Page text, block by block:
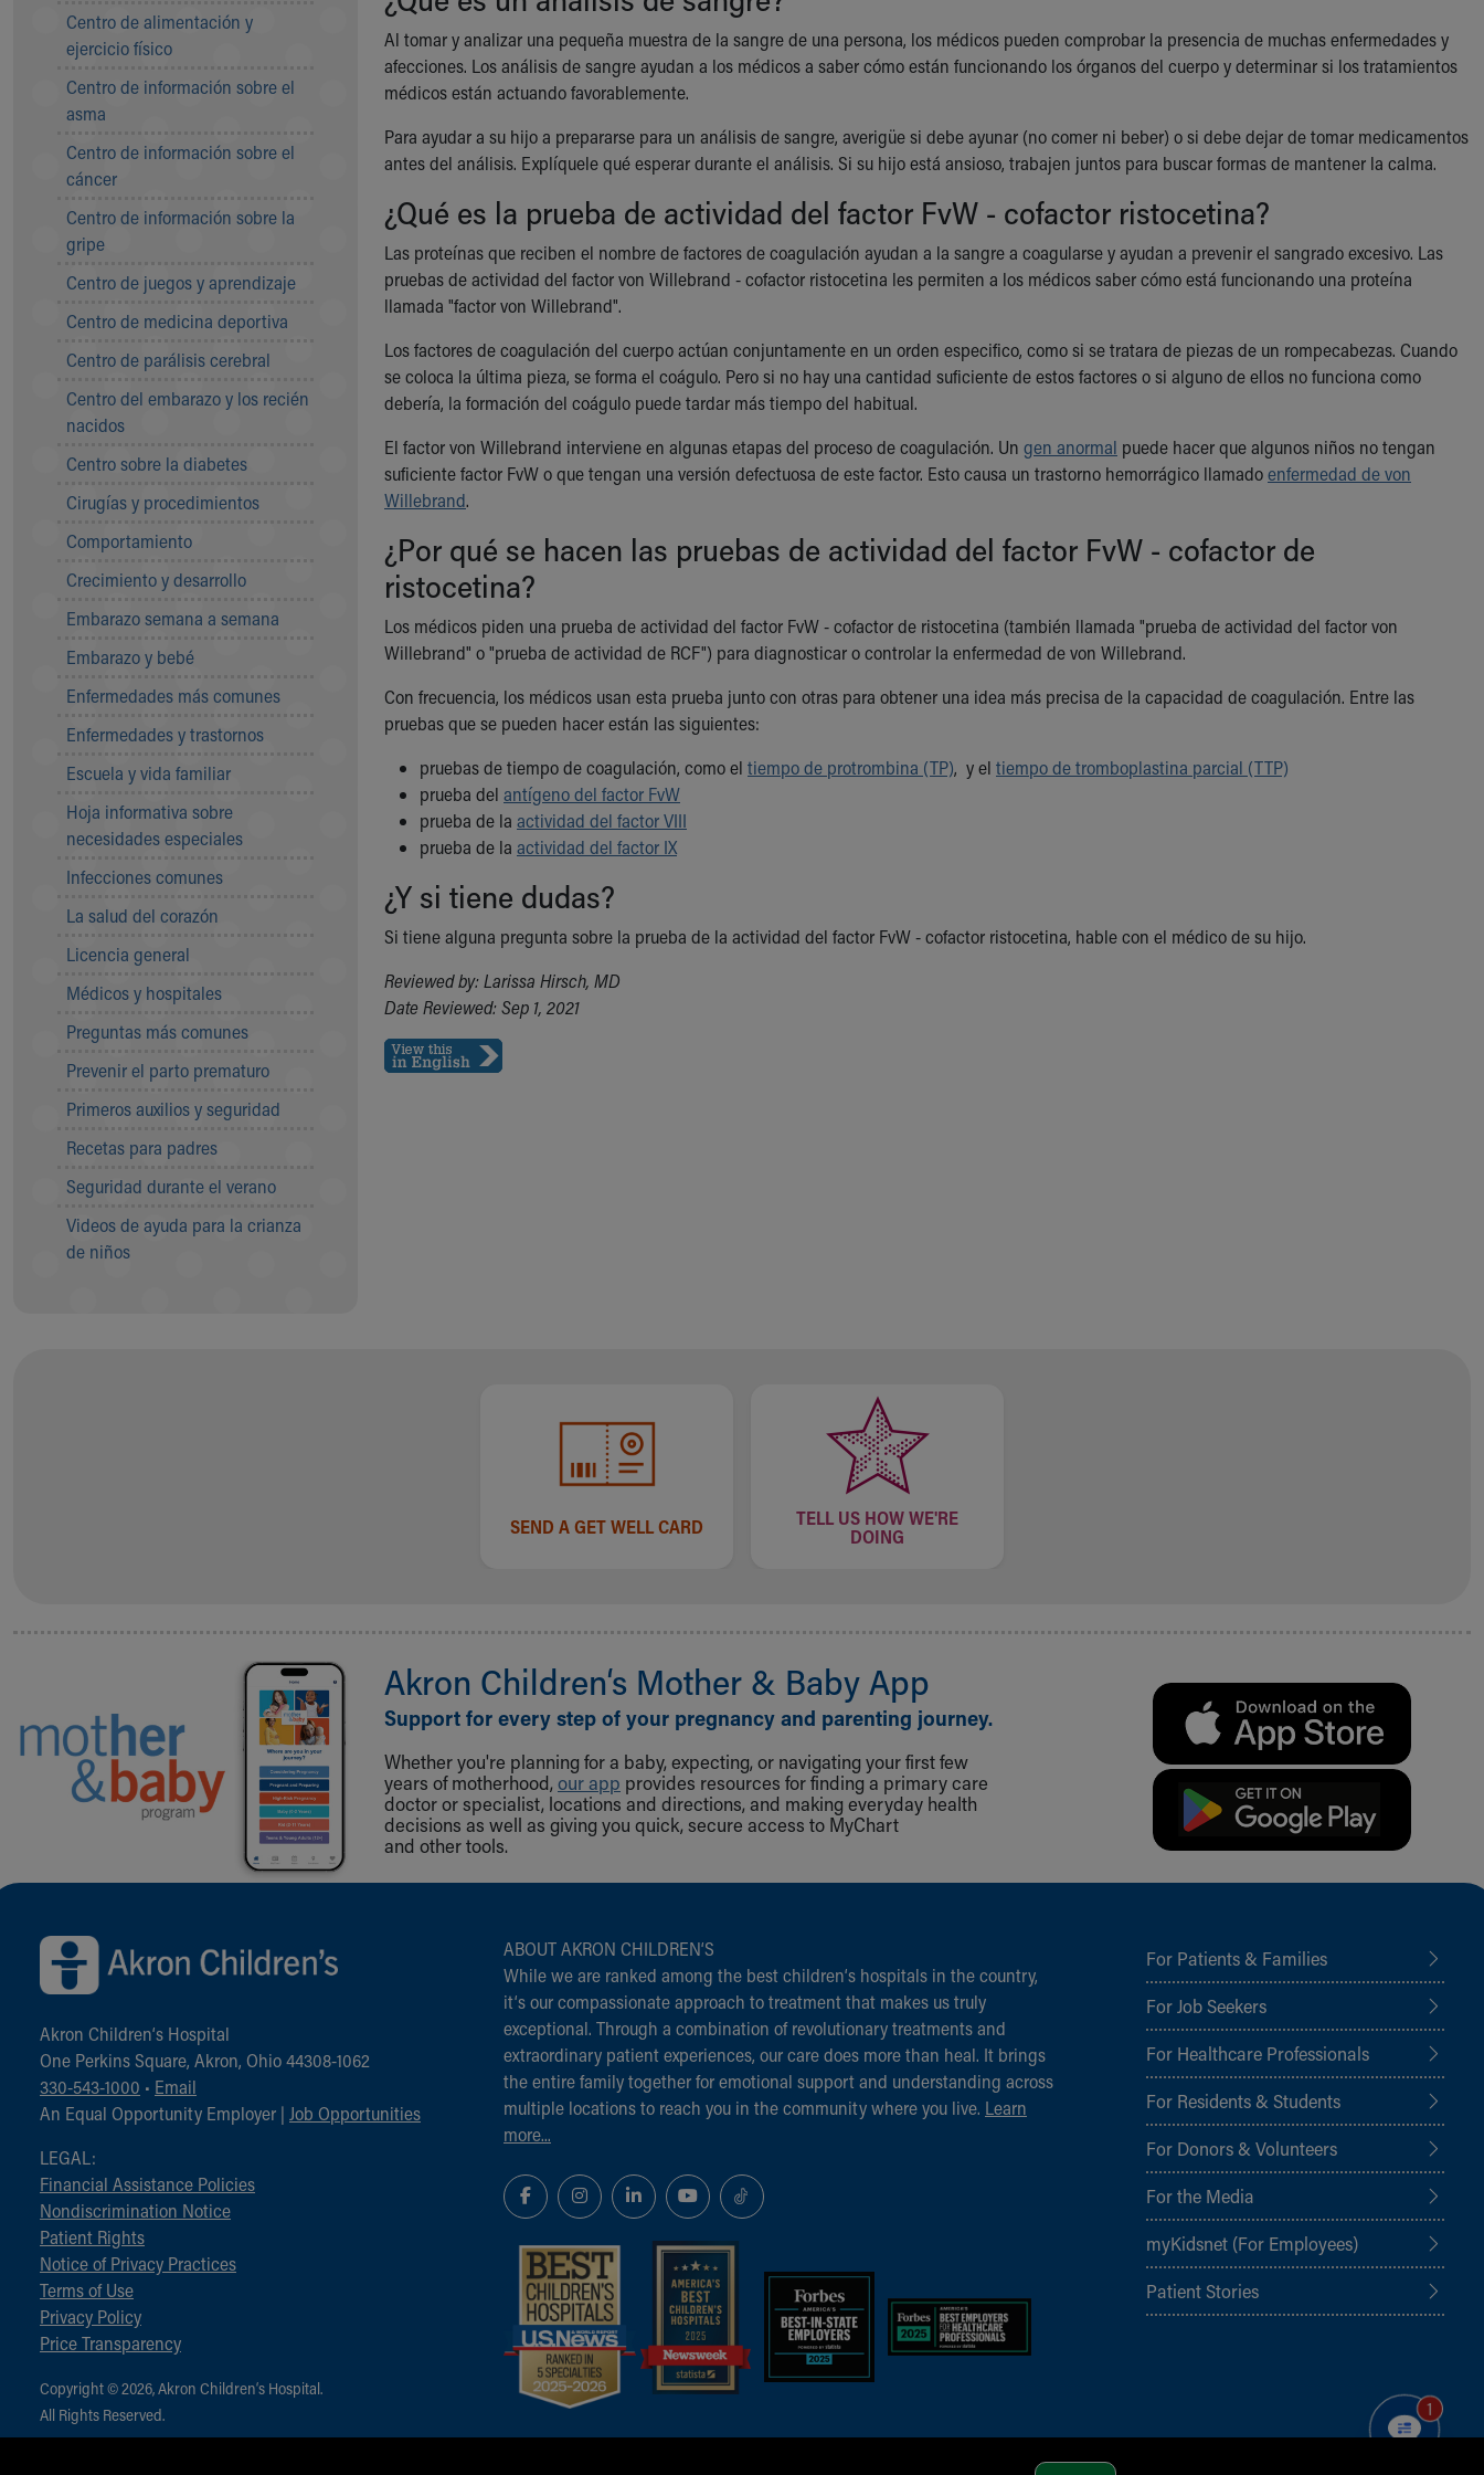
Symptom Checker
Financial Services
Price Estimates
Family Supports
Sports Health Services Provider for Akron Zips
New Parents
Find a Pediatrics Location
MyChart
Make an Appointment
Breastfeeding Medicine
Safe Sleep for Babies
Safe Sleep
Who We Are
Building a Brighter Future
Our Mission, Vision, Promise
Community Mission
Connect With Us
Our Culture of Caring
Our Leadership
Quality and Patient Safety
Unity and Engagement
Women's Board
Our History
Cincinnati Children's
Your Visit
MyChart Telehealth Visits
Doggie Brigade
During Your Visit
Rest Accommodations
Visiting
Department of Public Safety
Health Info
Health Information
Healthy Info, Healthy Kids
Inside Children's Blog
KidsHealth Topics
Family Library
Educational Resources
Injury Prevention
Centro de alimentación y
ejercicio físico
Centro de información sobre el
asma
Centro de información sobre el
cáncer
Centro de información sobre la
gripe
Centro de juegos y aprendizaje
Centro de medicina deportiva
Centro de parálisis cerebral
Centro del embarazo y los recién
nacidos
Centro sobre la diabetes
Cirugías y procedimientos
Comportamiento
Crecimiento y desarrollo
Embarazo semana a semana
Embarazo y bebé
Enfermedades más comunes
Enfermedades y trastornos
Escuela y vida familiar
Hoja informativa sobre
necesidades especiales
Infecciones comunes
La salud del corazón
Licencia general
Médicos y hospitales
Preguntas más comunes
Prevenir el parto prematuro
Primeros auxilios y seguridad
Recetas para padres
Seguridad durante el verano
Videos de ayuda para la crianza
de niños
Al tomar y analizar una pequeña muestra de la sangre de una persona, los médicos pueden comprobar la presencia de muchas enfermedades y
afecciones. Los análisis de sangre ayudan a los médicos a saber cómo están funcionando los órganos del cuerpo y determinar si los tratamientos
médicos están actuando favorablemente.
Para ayudar a su hijo a prepararse para un análisis de sangre, averigüe si debe ayunar (no comer ni beber) o si debe dejar de tomar medicamentos
antes del análisis. Explíquele qué esperar durante el análisis. Si su hijo está ansioso, trabajen juntos para buscar formas de mantener la calma.
¿Qué es la prueba de actividad del factor FvW - cofactor ristocetina?
Las proteínas que reciben el nombre de factores de coagulación ayudan a la sangre a coagularse y ayudan a prevenir el sangrado excesivo. Las
pruebas de actividad del factor von Willebrand - cofactor ristocetina les permiten a los médicos saber cómo está funcionando una proteína
llamada "factor von Willebrand".
Los factores de coagulación del cuerpo actúan conjuntamente en un orden especifico, como si se tratara de piezas de un rompecabezas. Cuando
se coloca la última pieza, se forma el coágulo. Pero si no hay una cantidad suficiente de estos factores o si alguno de ellos no funciona como
debería, la formación del coágulo puede tardar más tiempo del habitual.
El factor von Willebrand interviene en algunas etapas del proceso de coagulación. Un gen anormal puede hacer que algunos niños no tengan
suficiente factor FvW o que tengan una versión defectuosa de este factor. Esto causa un trastorno hemorrágico llamadoenfermedad de von
Willebrand.
¿Por qué se hacen las pruebas de actividad del factor FvW - cofactor de
ristocetina?
Los médicos piden una prueba de actividad del factor FvW - cofactor de ristocetina (también llamada "prueba de actividad del factor von
Willebrand" o "prueba de actividad de RCF") para diagnosticar o controlar la enfermedad de von Willebrand.
Con frecuencia, los médicos usan esta prueba junto con otras para obtener una idea más precisa de la capacidad de coagulación. Entre las
pruebas que se pueden hacer están las siguientes:
pruebas de tiempo de coagulación, como el tiempo de protrombina (TP), y el tiempo de tromboplastina parcial (TTP)
prueba del antígeno del factor FvW
prueba de la actividad del factor VIII
prueba de la actividad del factor IX
¿Y si tiene dudas?
Si tiene alguna pregunta sobre la prueba de la actividad del factor FvW - cofactor ristocetina, hable con el médico de su hijo.
Reviewed by: Larissa Hirsch, MD
Date Reviewed: Sep 1, 2021
SEND A GET WELL CARD
TELL US HOW WE'RE
DOING
Akron Children‘s Mother & Baby App
Support for every step of your pregnancy and parenting journey.
Whether you're planning for a baby, expecting, or navigating your first few
years of motherhood, our app provides resources for finding a primary care
doctor or specialist, locations and directions, and making everyday health
decisions as well as giving you quick, secure access to MyChart
and other tools.
Back to top of page
Akron Children‘s Hospital
One Perkins Square, Akron, Ohio 44308-1062
330-543-1000 • Email
An Equal Opportunity Employer | Job Opportunities
LEGAL:
Financial Assistance Policies
Nondiscrimination Notice
Patient Rights
Notice of Privacy Practices
Terms of Use
Privacy Policy
Price Transparency
Copyright © 2026, Akron Children‘s Hospital.
All Rights Reserved.
ABOUT AKRON CHILDREN‘S
While we are ranked among the best children‘s hospitals in the country,
it‘s our compassionate approach to treatment that makes us truly
exceptional. Through a combination of revolutionary treatments and
extraordinary patient experiences, our care does more than heal. It brings
the entire family together for emotional support and understanding across
multiple locations to reach you in the community where you live. Learn
more...
For Patients & Families
For Job Seekers
For Healthcare Professionals
For Residents & Students
For Donors & Volunteers
For the Media
myKidsnet (For Employees)
Patient Stories
1